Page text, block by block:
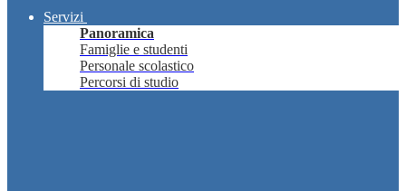
Servizi
Panoramica
Famiglie e studenti
Personale scolastico
Percorsi di studio